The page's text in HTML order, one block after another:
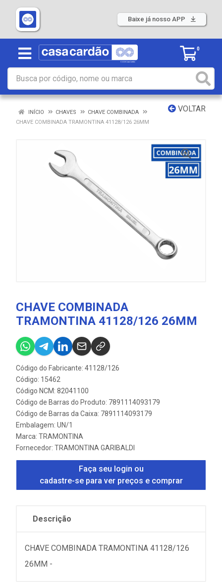
Baixe já nosso APP
0
VOLTAR
INÍCIO CHAVES
CHAVE COMBINADA
CHAVE COMBINADA TRAMONTINA 41128/126 26MM
CHAVE COMBINADA
TRAMONTINA 41128/126 26MM
Código do Fabricante: 41128/126
Código: 15462
Código NCM: 82041100
Código de Barras do Produto: 7891114093179
Código de Barras da Caixa: 7891114093179
Embalagem: UN/1
Marca: TRAMONTINA
Fornecedor: TRAMONTINA GARIBALDI
Faça seu login ou
cadastre-se para ver preços e comprar
Descrição
CHAVE COMBINADA TRAMONTINA 41128/126
26MM -